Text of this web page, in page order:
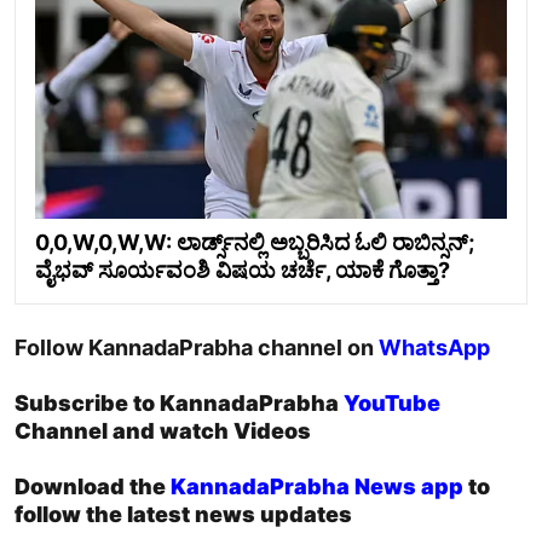
0,0,W,0,W,W: ಲಾರ್ಡ್ಸ್‌ನಲ್ಲಿ ಅಬ್ಬರಿಸಿದ ಓಲಿ ರಾಬಿನ್ಸನ್​;
ವೈಭವ್ ಸೂರ್ಯವಂಶಿ ವಿಷಯ ಚರ್ಚೆ, ಯಾಕೆ ಗೊತ್ತಾ?
Follow KannadaPrabha channel onWhatsApp
Subscribe to KannadaPrabha YouTube
Channel and watch Videos
Download theKannadaPrabha News app to
follow the latest news updates